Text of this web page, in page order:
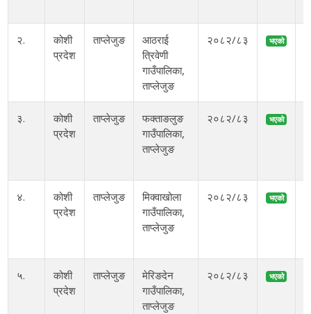
२.
कोशी
प्रदेश
ताप्लेजुङ
आठराई
त्रिवेणी
गाउँपालिका,
ताप्लेजुङ
२०८२/८३ भएको
३.
कोशी
प्रदेश
ताप्लेजुङ
फक्ताङलुङ
गाउँपालिका,
ताप्लेजुङ
२०८२/८३ भएको
४.
कोशी
प्रदेश
ताप्लेजुङ
मिक्वाखोला
गाउँपालिका,
ताप्लेजुङ
२०८२/८३ भएको
५.
कोशी
प्रदेश
ताप्लेजुङ
मेरिङदेन
गाउँपालिका,
ताप्लेजुङ
२०८२/८३ भएको